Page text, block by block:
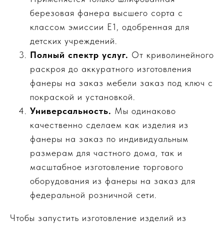
березовая фанера высшего сорта с
классом эмиссии Е1, одобренная для
детских учреждений.
Полный спектр услуг. От криволинейного
раскроя до аккуратного изготовления
фанеры на заказ мебели заказ под ключ с
покраской и установкой.
Универсальность. Мы одинаково
качественно сделаем как изделия из
фанеры на заказ по индивидуальным
размерам для частного дома, так и
масштабное изготовление торгового
оборудования из фанеры на заказ для
федеральной розничной сети.
Чтобы запустить изготовление изделий из